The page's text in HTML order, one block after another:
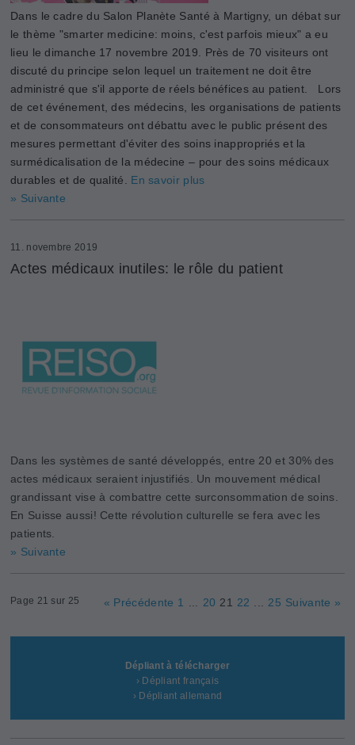
Dans le cadre du Salon Planète Santé à Martigny, un débat sur
le thème "smarter medicine: moins, c'est parfois mieux" a eu
lieu le dimanche 17 novembre 2019.
Près de 70 visiteurs ont
discuté du principe selon lequel un traitement ne doit être
administré que s'il apporte de réels bénéfices au patient.
Lors
de cet événement, des médecins, les organisations de patients
et de consommateurs ont débattu avec le public présent des
mesures permettant d'éviter des soins inappropriés et la
surmédicalisation de la médecine – pour des soins médicaux
durables et de qualité.
En savoir plus
» Suivante
11. novembre 2019
Actes médicaux inutiles: le rôle du patient
Dans les systèmes de santé développés, entre 20 et 30% des
actes médicaux seraient injustifiés. Un mouvement médical
grandissant vise à combattre cette surconsommation de soins.
En Suisse aussi! Cette révolution culturelle se fera avec les
patients.
» Suivante
Page 21 sur 25 « Précédente 1 20 21 22 25 Suivante »
Dépliant à télécharger
› Dépliant français
› Dépliant allemand